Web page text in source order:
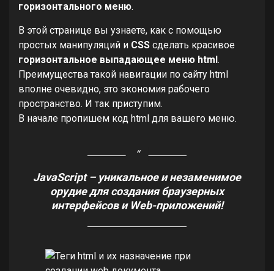
горизонтального меню.
В этой странице вы узнаете, как с помощью
простых манипуляций и CSS сделать красивое
горизонтальное выпадающее меню html.
Преимущества такой навигации по сайту html
вполне очевидно, это экономия рабочего
пространство. И так приступим.
В начале пропишем код html для вашего меню.
JavaScript – уникальное и незаменимое
орудие для создания браузерных
интерфейсов и Web-приложений!